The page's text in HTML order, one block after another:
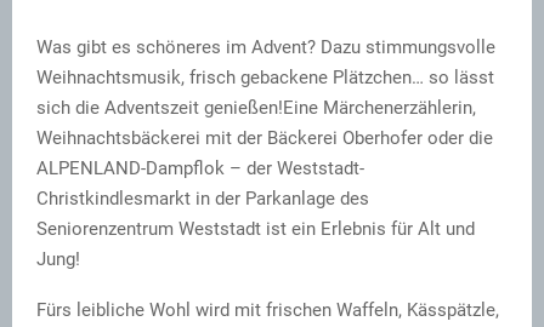
Was gibt es schöneres im Advent? Dazu stimmungsvolle
Weihnachtsmusik, frisch gebackene Plätzchen… so lässt
sich die Adventszeit genießen!Eine Märchenerzählerin,
Weihnachtsbäckerei mit der Bäckerei Oberhofer oder die
ALPENLAND-Dampflok – der Weststadt-
Christkindlesmarkt in der Parkanlage des
Seniorenzentrum Weststadt ist ein Erlebnis für Alt und
Jung!
Fürs leibliche Wohl wird mit frischen Waffeln, Kässpätzle,